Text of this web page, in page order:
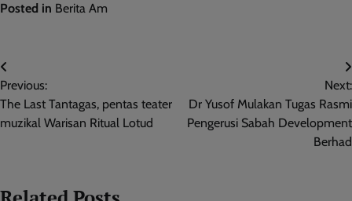
Posted in Berita Am
Post
navigation
Previous:
The Last Tantagas, pentas teater
muzikal Warisan Ritual Lotud
Next:
Dr Yusof Mulakan Tugas Rasmi
Pengerusi Sabah Development
Berhad